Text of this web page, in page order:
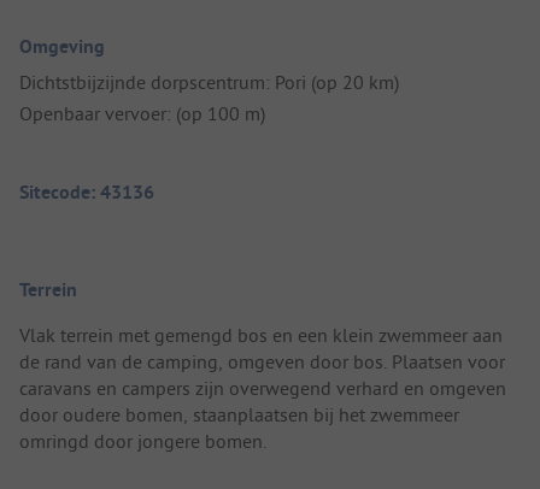
Omgeving
Dichtstbijzijnde dorpscentrum: Pori (op 20 km)
Openbaar vervoer: (op 100 m)
Sitecode: 43136
Terrein
Vlak terrein met gemengd bos en een klein zwemmeer aan
de rand van de camping, omgeven door bos. Plaatsen voor
caravans en campers zijn overwegend verhard en omgeven
door oudere bomen, staanplaatsen bij het zwemmeer
omringd door jongere bomen.